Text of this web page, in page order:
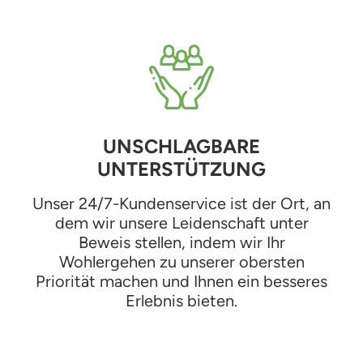
UNSCHLAGBARE
UNTERSTÜTZUNG
Unser 24/7-Kundenservice ist der Ort, an
dem wir unsere Leidenschaft unter
Beweis stellen, indem wir Ihr
Wohlergehen zu unserer obersten
Priorität machen und Ihnen ein besseres
Erlebnis bieten.